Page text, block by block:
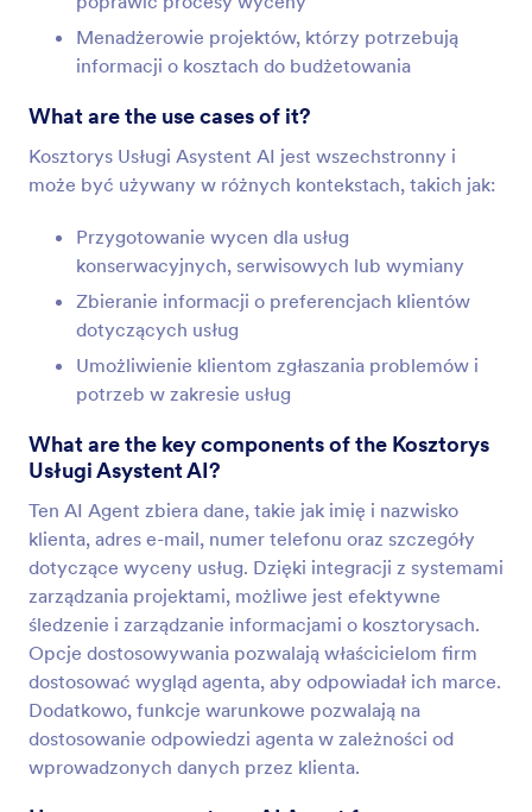
Menadżerowie projektów, którzy potrzebują
informacji o kosztach do budżetowania
What are the use cases of it?
Kosztorys Usługi Asystent AI jest wszechstronny i
może być używany w różnych kontekstach, takich jak:
Przygotowanie wycen dla usług
konserwacyjnych, serwisowych lub wymiany
Zbieranie informacji o preferencjach klientów
dotyczących usług
Umożliwienie klientom zgłaszania problemów i
potrzeb w zakresie usług
What are the key components of the Kosztorys
Usługi Asystent AI?
Ten AI Agent zbiera dane, takie jak imię i nazwisko
klienta, adres e-mail, numer telefonu oraz szczegóły
dotyczące wyceny usług. Dzięki integracji z systemami
zarządzania projektami, możliwe jest efektywne
śledzenie i zarządzanie informacjami o kosztorysach.
Opcje dostosowywania pozwalają właścicielom firm
dostosować wygląd agenta, aby odpowiadał ich marce.
Dodatkowo, funkcje warunkowe pozwalają na
dostosowanie odpowiedzi agenta w zależności od
wprowadzonych danych przez klienta.